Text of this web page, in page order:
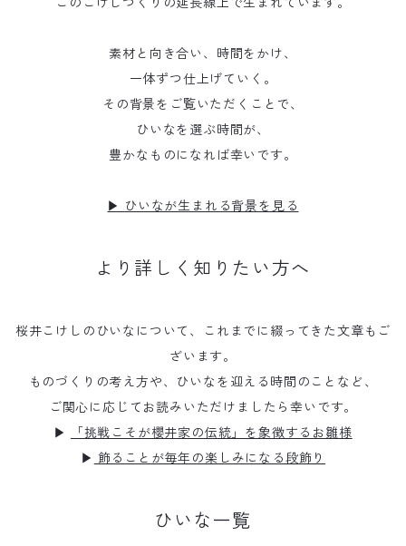
素材と向き合い、時間をかけ、
一体ずつ仕上げていく。
その背景をご覧いただくことで、
ひいなを選ぶ時間が、
豊かなものになれば幸いです。
▶ ひいなが生まれる背景を見る
より詳しく知りたい方へ
桜井こけしのひいなについて、これまでに綴ってきた文章もご
ざいます。
ものづくりの考え方や、ひいなを迎える時間のことなど、
ご関心に応じてお読みいただけましたら幸いです。
▶
「挑戦こそが櫻井家の伝統」を象徴するお雛様
▶ 飾ることが毎年の楽しみになる段飾り
ひいな一覧